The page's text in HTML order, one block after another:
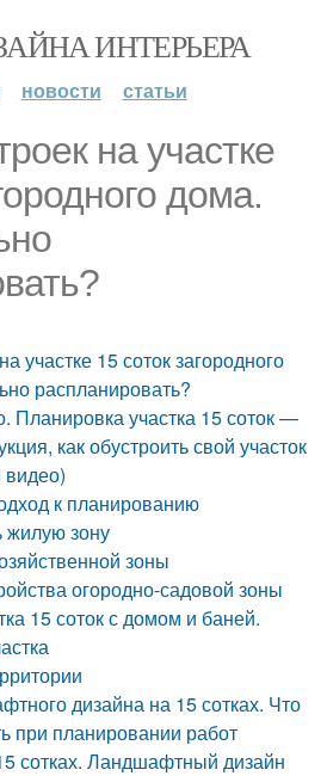
ИНТЕРЬЕРА
новости статьи
на участке
дома.
участке 15 соток загородного
распланировать?
Планировка участка 15 соток —
как обустроить свой участок
к планированию
жилую зону
зоны
огородно-садовой зоны
15 соток с домом и баней.
дизайна на 15 сотках. Что
при планировании работ
сотках. Ландшафтный дизайн